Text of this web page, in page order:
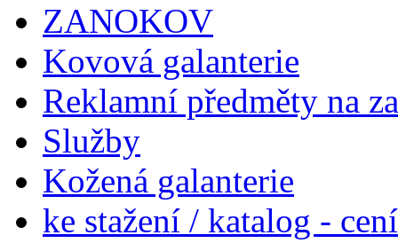
ZANOKOV
Kovová galanterie
Reklamní předměty na
Služby
Kožená galanterie
ke stažení / katalog -